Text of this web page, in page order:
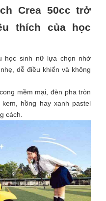
Crea 50cc trở
thích của học
học sinh nữ lựa chọn nhờ
dễ điều khiển và không
mềm mại, đèn pha tròn
hồng hay xanh pastel
cách.